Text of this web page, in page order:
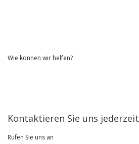
Wie können wir helfen?
Kontaktieren Sie uns jederzeit
Rufen Sie uns an